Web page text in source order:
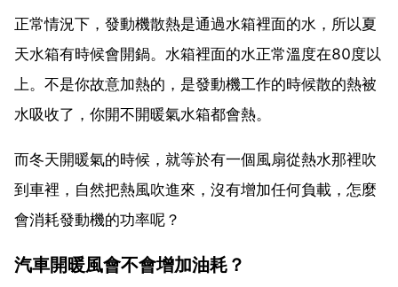
正常情況下，發動機散熱是通過水箱裡面的水，所以夏
天水箱有時候會開鍋。水箱裡面的水正常溫度在80度以
上。不是你故意加熱的，是發動機工作的時候散的熱被
水吸收了，你開不開暖氣水箱都會熱。
而冬天開暖氣的時候，就等於有一個風扇從熱水那裡吹
到車裡，自然把熱風吹進來，沒有增加任何負載，怎麼
會消耗發動機的功率呢？
汽車開暖風會不會增加油耗？